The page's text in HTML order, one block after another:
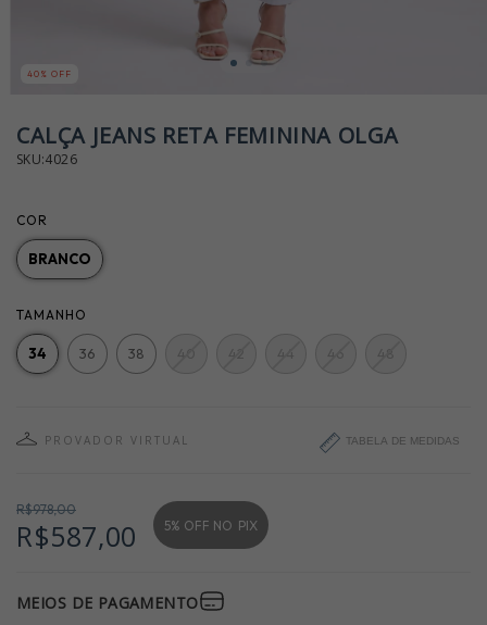
40 % OFF
CALÇA JEANS RETA FEMININA OLGA
SKU:4026
TAMANHO
34 36 38
COR
BRANCO
PROVADOR VIRTUAL TABELA DE MEDIDAS
R$978,00
R$587,00 5% OFF NO PIX
MEIOS DE PAGAMENTO